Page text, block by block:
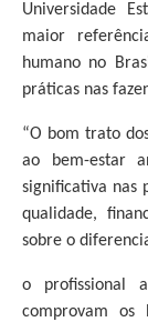
Universidade
maior
humano no
práticas nas
“O bom trato
ao bem-estar
significativa nas
qualidade,
sobre o
o profissional
comprovam os